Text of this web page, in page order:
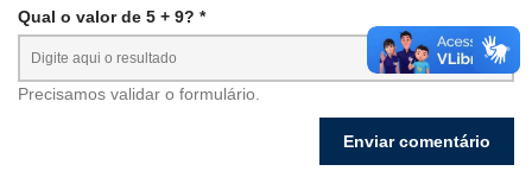
Qual o valor de 5 + 9? *
Precisamos validar o formulário.